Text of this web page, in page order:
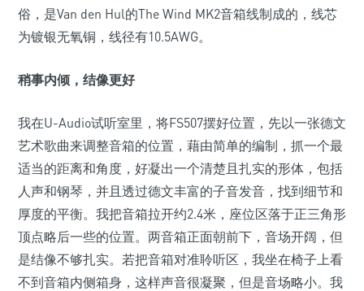
俗，是Van den Hul的The Wind MK2音箱线制成的，线芯
为镀银无氧铜，线径有10.5AWG。
稍事内倾，结像更好
我在U-Audio试听室里，将FS507摆好位置，先以一张德文
艺术歌曲来调整音箱的位置，藉由简单的编制，抓一个最
适当的距离和角度，好凝出一个清楚且扎实的形体，包括
人声和钢琴，并且透过德文丰富的子音发音，找到细节和
厚度的平衡。我把音箱拉开约2.4米，座位区落于正三角形
顶点略后一些的位置。两音箱正面朝前下，音场开阔，但
是结像不够扎实。若把音箱对准聆听区，我坐在椅子上看
不到音箱内侧箱身，这样声音很凝聚，但是音场略小。我